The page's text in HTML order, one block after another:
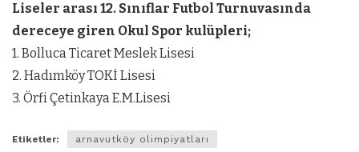
Liseler arası 12. Sınıflar Futbol Turnuvasında
dereceye giren Okul Spor kulüpleri;
1. Bolluca Ticaret Meslek Lisesi
2. Hadımköy TOKİ Lisesi
3. Örfi Çetinkaya E.M.Lisesi
Etiketler:
arnavutköy olimpiyatları